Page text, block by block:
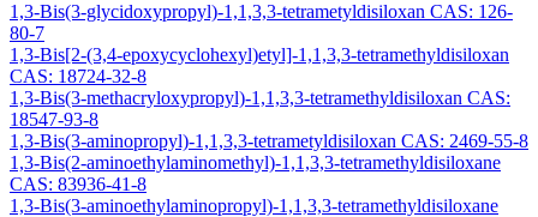
1,3-Bis(3-glycidoxypropyl)-1,1,3,3-tetrametyldisiloxan CAS: 126-
80-7
1,3-Bis[2-(3,4-epoxycyclohexyl)etyl]-1,1,3,3-tetramethyldisiloxan
CAS: 18724-32-8
1,3-Bis(3-methacryloxypropyl)-1,1,3,3-tetramethyldisiloxan CAS:
18547-93-8
1,3-Bis(3-aminopropyl)-1,1,3,3-tetrametyldisiloxan CAS: 2469-55-8
1,3-Bis(2-aminoethylaminomethyl)-1,1,3,3-tetramethyldisiloxane
CAS: 83936-41-8
1,3-Bis(3-aminoethylaminopropyl)-1,1,3,3-tetramethyldisiloxane